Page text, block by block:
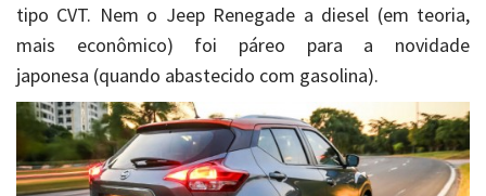
tipo CVT. Nem o Jeep Renegade a diesel (em teoria,
mais econômico) foi páreo para a novidade
japonesa (quando abastecido com gasolina).